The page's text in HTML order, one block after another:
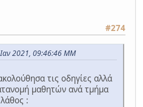
#274
2021, 09:46:46 ΜΜ
τις οδηγίες αλλά
μαθητών ανά τμήμα
: